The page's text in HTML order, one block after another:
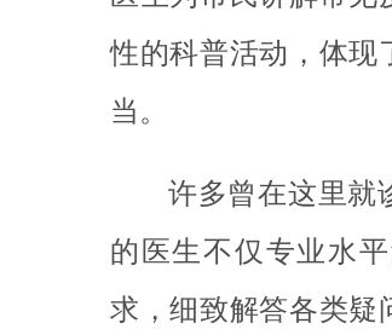
性的科普活动，体现
当。
许多曾在这里就
的医生不仅专业水
求，细致解答各类疑